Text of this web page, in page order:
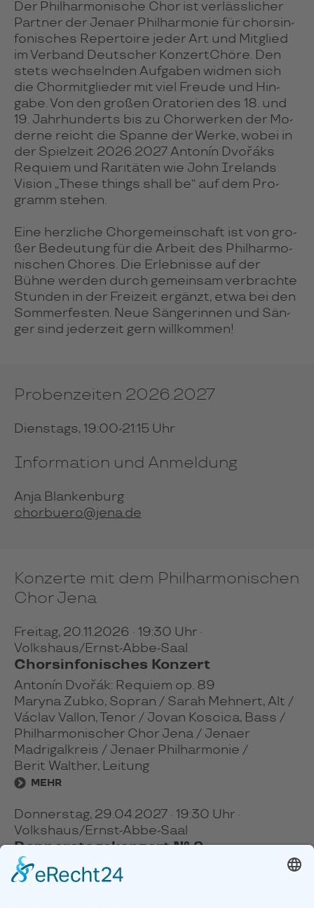
Der Phi­lhar­mo­ni­sche Chor ist ver­läss­li­cher
Part­ner der Jenaer Phil­har­monie für chor­sin­
fo­ni­sches Re­per­toire jeder Art und Mit­glied
im Ver­band Deut­scher Kon­zert­Chöre. Den
stets wech­seln­den Auf­ga­ben wid­men sich
die Chor­mit­glie­der mit viel Freude und Hin­
gabe. Von den gro­ßen Ora­to­rien des 18. und
19. Jahr­hun­derts bis zu Chor­wer­ken der Mo­
derne reicht die Spanne der Werke, wobei in
der Spiel­zeit 2026.2027 Anto­nín Dvo­řáks
Requiem und Rari­tä­ten wie John Ire­lands
Vision „These things shall be“ auf dem Pro­
gramm ste­hen.
Eine herz­li­che Chor­ge­mein­schaft ist von gro­
ßer Be­deu­tung für die Arbeit des Phil­har­mo­
ni­schen Cho­res. Die Er­leb­nisse auf der
Bühne wer­den durch ge­mein­sam ver­brachte
Stun­den in der Frei­zeit ergänzt, etwa bei den
Som­mer­fes­ten. Neue Sän­ge­rin­nen und Sän­
ger sind jeder­zeit gern will­kom­men!
Probenzeiten 2026.2027
Dienstags, 19:00-21:15 Uhr
Information und Anmeldung
Anja Blankenburg
chorbuero@jena.de
Konzerte mit dem Philharmonischen
Chor Jena
Freitag, 20.11.2026 · 19:30 Uhr ·
Volkshaus/Ernst-Abbe-Saal
Chorsinfonisches Konzert
Antonín Dvořák: Requiem op. 89
Maryna Zubko, Sopran / Sarah Mehnert, Alt /
Václav Vallon, Tenor / Jovan Koscica, Bass /
Philharmonischer Chor Jena / Jenaer
Madrigalkreis / Jenaer Philharmonie /
Berit Walther, Leitung
MEHR
Donnerstag, 29.04.2027 · 19:30 Uhr ·
Volkshaus/Ernst-Abbe-Saal
Donnerstagskonzert № 9
Werke von György Ligeti, John Ireland und
Ludwig van Beethoven